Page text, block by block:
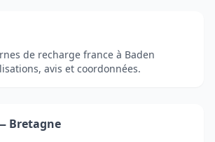
de recharge france à Baden
avis et coordonnées.
Bretagne